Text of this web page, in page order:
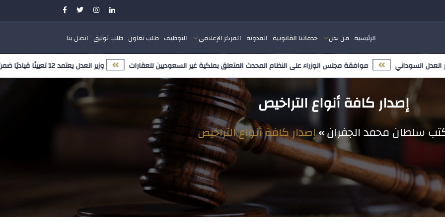
الرئيسية من نحن خدماتنا القانونية المدونة المركز الإعلامي التوظيف طلب تعاون طلب توثيق اتصل بنا
وزير العدل يعتمد 12 تعيينًا قياديًا ضمن مسار تمكين الكفاءات الوطنية وتعزيز النضج المؤسسي موافقة مجلس الوزراء على النظام المحدث المتعلق بملكية غير السعوديين للعقارات
إصدار كافة أنواع التراخيص
سلطان محمد الجفران إصدار كافة أنواع التراخيص